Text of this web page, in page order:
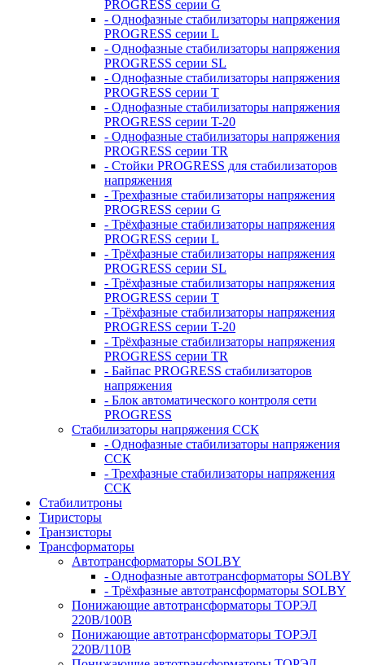
PROGRESS серии G
- Однофазные стабилизаторы напряжения
PROGRESS серии L
- Однофазные стабилизаторы напряжения
PROGRESS серии SL
- Однофазные стабилизаторы напряжения
PROGRESS серии T
- Однофазные стабилизаторы напряжения
PROGRESS серии T-20
- Однофазные стабилизаторы напряжения
PROGRESS серии TR
- Стойки PROGRESS для стабилизаторов
напряжения
- Трехфазные стабилизаторы напряжения
PROGRESS серии G
- Трёхфазные стабилизаторы напряжения
PROGRESS серии L
- Трёхфазные стабилизаторы напряжения
PROGRESS серии SL
- Трёхфазные стабилизаторы напряжения
PROGRESS серии T
- Трёхфазные стабилизаторы напряжения
PROGRESS серии T-20
- Трёхфазные стабилизаторы напряжения
PROGRESS серии TR
- Байпас PROGRESS стабилизаторов
напряжения
- Блок автоматического контроля сети
PROGRESS
Стабилизаторы напряжения ССК
- Однофазные стабилизаторы напряжения
ССК
- Трехфазные стабилизаторы напряжения
ССК
Стабилитроны
Тиристоры
Транзисторы
Трансформаторы
Автотрансформаторы SOLBY
- Однофазные автотрансформаторы SOLBY
- Трёхфазные автотрансформаторы SOLBY
Понижающие автотрансформаторы ТОРЭЛ
220В/100В
Понижающие автотрансформаторы ТОРЭЛ
220В/110В